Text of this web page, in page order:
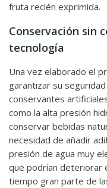
fruta recién exprimida.
Conservación sin
tecnología
Una vez elaborado el
garantizar su
conservantes
como la alta presión
conservar bebidas
necesidad de añadir
presión de agua muy
que podrían deteriorar
tiempo gran parte de